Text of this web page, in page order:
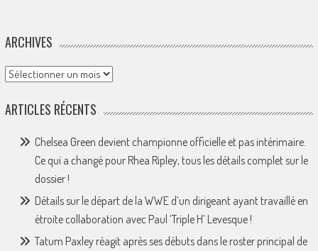
ARCHIVES
Archives
ARTICLES RÉCENTS
Chelsea Green devient championne officielle et pas intérimaire.
Ce qui a changé pour Rhea Ripley, tous les détails complet sur le
dossier !
Détails sur le départ de la WWE d’un dirigeant ayant travaillé en
étroite collaboration avec Paul ‘Triple H’ Levesque !
Tatum Paxley réagit après ses débuts dans le roster principal de